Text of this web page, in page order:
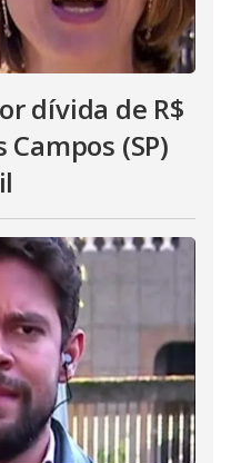
dívida de R$
Campos (SP)